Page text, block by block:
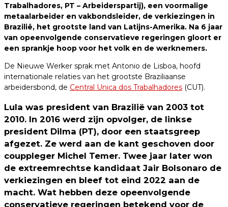
Trabalhadores, PT – Arbeiderspartij), een voormalige
metaalarbeider en vakbondsleider, de verkiezingen in
Brazilië, het grootste land van Latijns-Amerika. Na 6 jaar
van opeenvolgende conservatieve regeringen gloort er
een sprankje hoop voor het volk en de werknemers.
De Nieuwe Werker sprak met Antonio de Lisboa, hoofd
internationale relaties van het grootste Braziliaanse
arbeidersbond, de Central Unica dos Trabalhadores (CUT).
Lula was president van Brazilië van 2003 tot
2010. In 2016 werd zijn opvolger, de linkse
president Dilma (PT), door een staatsgreep
afgezet. Ze werd aan de kant geschoven door
couppleger Michel Temer. Twee jaar later won
de extreemrechtse kandidaat Jair Bolsonaro de
verkiezingen en bleef tot eind 2022 aan de
macht. Wat hebben deze opeenvolgende
conservatieve regeringen betekend voor de